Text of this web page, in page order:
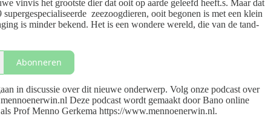
vinvis het grootste dier dat ooit op aarde geleefd heeft.s. Maar dat
zeezoogdieren, ooit begonen is met een klein
is minder bekend. Het is een wondere wereld, die van de tand-
Abonneren
in discussie over dit nieuwe onderwerp. Volg onze podcast over
Deze podcast wordt gemaakt door Bano online
Prof Menno Gerkema ⁠⁠https://www.mennoenerwin.nl⁠⁠.